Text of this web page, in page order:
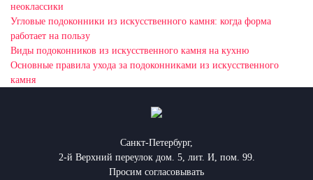
неоклассики
Угловые подоконники из искусственного камня: когда форма
работает на пользу
Виды подоконников из искусственного камня на кухню
Основные правила ухода за подоконниками из искусственного
камня
Санкт-Петербург,
2-й Верхний переулок дом. 5, лит. И, пом. 99.
Просим согласовывать